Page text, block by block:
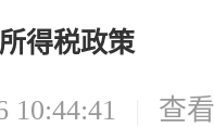
得税政策
10:44:41 查